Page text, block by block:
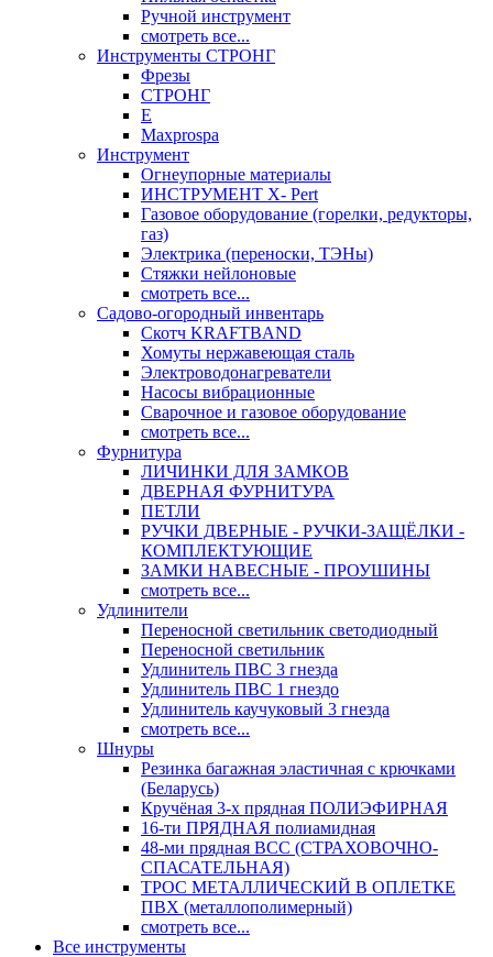
Ручной инструмент
смотреть все...
Инструменты СТРОНГ
Фрезы
СТРОНГ
Е
Maxprospa
Инструмент
Огнеупорные материалы
ИНСТРУМЕНТ X- Pert
Газовое оборудование (горелки, редукторы,
газ)
Электрика (переноски, ТЭНы)
Стяжки нейлоновые
смотреть все...
Садово-огородный инвентарь
Скотч KRAFTBAND
Хомуты нержавеющая сталь
Электроводонагреватели
Насосы вибрационные
Сварочное и газовое оборудование
смотреть все...
Фурнитура
ЛИЧИНКИ ДЛЯ ЗАМКОВ
ДВЕРНАЯ ФУРНИТУРА
ПЕТЛИ
РУЧКИ ДВЕРНЫЕ - РУЧКИ-ЗАЩЁЛКИ -
КОМПЛЕКТУЮЩИЕ
ЗАМКИ НАВЕСНЫЕ - ПРОУШИНЫ
смотреть все...
Удлинители
Переносной светильник светодиодный
Переносной светильник
Удлинитель ПВС 3 гнезда
Удлинитель ПВС 1 гнездо
Удлинитель каучуковый 3 гнезда
смотреть все...
Шнуры
Резинка багажная эластичная с крючками
(Беларусь)
Кручёная 3-х прядная ПОЛИЭФИРНАЯ
16-ти ПРЯДНАЯ полиамидная
48-ми прядная ВСС (СТРАХОВОЧНО-
СПАСАТЕЛЬНАЯ)
ТРОС МЕТАЛЛИЧЕСКИЙ В ОПЛЕТКЕ
ПВХ (металлополимерный)
смотреть все...
Все инструменты